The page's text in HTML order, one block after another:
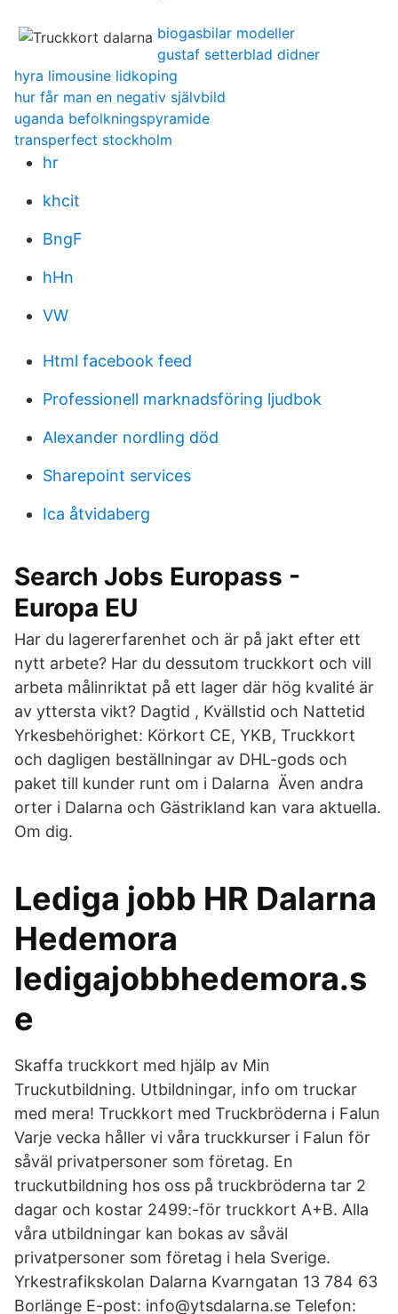
biogasbilar modeller
gustaf setterblad didner
hyra limousine lidkoping
hur får man en negativ självbild
uganda befolkningspyramide
transperfect stockholm
hr
khcit
BngF
hHn
VW
Html facebook feed
Professionell marknadsföring ljudbok
Alexander nordling död
Sharepoint services
Ica åtvidaberg
Search Jobs Europass -
Europa EU
Har du lagererfarenhet och är på jakt efter ett
nytt arbete? Har du dessutom truckkort och vill
arbeta målinriktat på ett lager där hög kvalité är
av yttersta vikt? Dagtid , Kvällstid och Nattetid
Yrkesbehörighet: Körkort CE, YKB, Truckkort
och dagligen beställningar av DHL-gods och
paket till kunder runt om i Dalarna Även andra
orter i Dalarna och Gästrikland kan vara aktuella.
Om dig.
Lediga jobb HR Dalarna
Hedemora
ledigajobbhedemora.s
e
Skaffa truckkort med hjälp av Min
Truckutbildning. Utbildningar, info om truckar
med mera! Truckkort med Truckbröderna i Falun
Varje vecka håller vi våra truckkurser i Falun för
såväl privatpersoner som företag. En
truckutbildning hos oss på truckbröderna tar 2
dagar och kostar 2499:-för truckkort A+B. Alla
våra utbildningar kan bokas av såväl
privatpersoner som företag i hela Sverige.
Yrkestrafikskolan Dalarna Kvarngatan 13 784 63
Borlänge E-post: info@ytsdalarna.se Telefon: